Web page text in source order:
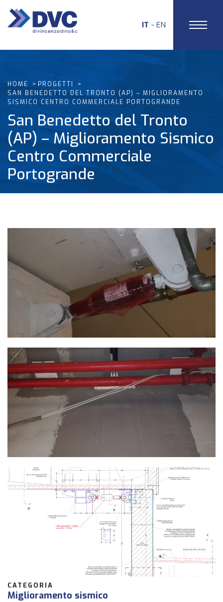
IT EN
HOME
PROGETTI
SAN BENEDETTO DEL TRONTO (AP) – MIGLIORAMENTO
SISMICO CENTRO COMMERCIALE PORTOGRANDE
San Benedetto del Tronto
(AP) – Miglioramento Sismico
Centro Commerciale
Portogrande
CATEGORIA
Miglioramento sismico